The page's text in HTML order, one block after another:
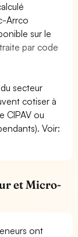
Arrco
sur le
par code
secteur
cotiser à
CIPAV ou
Voir:
et Micro-
ont